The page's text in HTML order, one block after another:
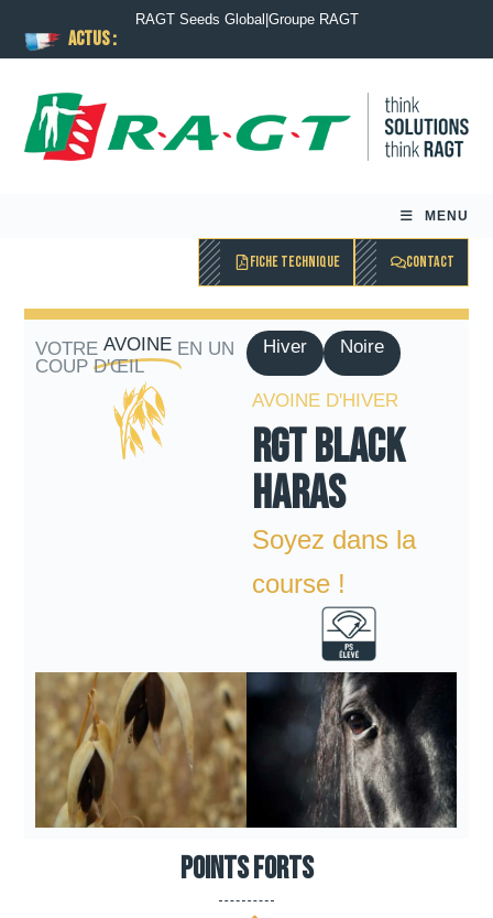
ACTUS :
RAGT Seeds Global Groupe RAGT
MENU
FICHE TECHNIQUE CONTACT
VOTRE AVOINE EN UN
COUP D'ŒIL
Hiver Noire
AVOINE D'HIVER
RGT BLACK
HARAS
Soyez dans la
course !
Points forts